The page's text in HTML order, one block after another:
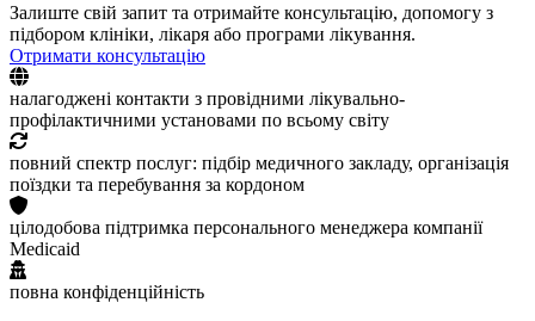
Залиште свій запит та отримайте консультацію, допомогу з
підбором клініки, лікаря або програми лікування.
Отримати консультацію
налагоджені контакти з провідними лікувально-
профілактичними установами по всьому світу
повний спектр послуг: підбір медичного закладу, організація
поїздки та перебування за кордоном
цілодобова підтримка персонального менеджера компанії
Medicaid
повна конфіденційність